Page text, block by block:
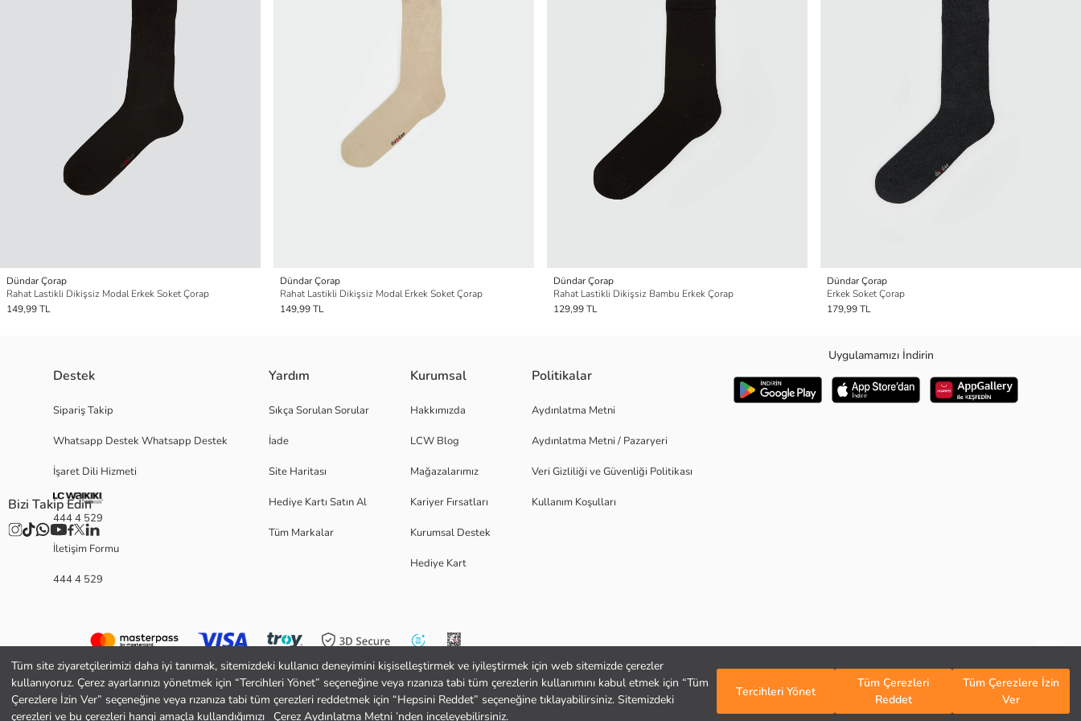
Tüm site ziyaretçilerimizi daha iyi tanımak, sitemizdeki kullanıcı deneyimini kişiselleştirmek ve iyileştirmek için web sitemizde çerezler
kullanıyoruz. Çerez ayarlarınızı yönetmek için “Tercihleri Yönet” seçeneğine veya rızanıza tabi tüm çerezlerin kullanımını kabul etmek için “Tüm
Çerezlere İzin Ver” seçeneğine veya rızanıza tabi tüm çerezleri reddetmek için “Hepsini Reddet” seçeneğine tıklayabilirsiniz. Sitemizdeki
çerezleri ve bu çerezleri hangi amaçla kullandığımızı
Çerez Aydınlatma Metni ’nden inceleyebilirsiniz.
Tercihleri Yönet
Tüm Çerezleri
Reddet
Tüm Çerezlere İzin
Ver
Dündar Çorap
Rahat Lastikli Dikişsiz Modal Erkek Soket Çorap
149,99 TL
Dündar Çorap
Rahat Lastikli Dikişsiz Modal Erkek Soket Çorap
149,99 TL
Dündar Çorap
Rahat Lastikli Dikişsiz Bambu Erkek Çorap
129,99 TL
Dündar Çorap
Erkek Soket Çorap
179,99 TL
Destek
Sipariş Takip
Whatsapp Destek Whatsapp Destek
İşaret Dili Hizmeti
444 4 529
İletişim Formu
444 4 529
Yardım
Sıkça Sorulan Sorular
İade
Site Haritası
Hediye Kartı Satın Al
Tüm Markalar
Kurumsal
Hakkımızda
LCW Blog
Mağazalarımız
Kariyer Fırsatları
Kurumsal Destek
Hediye Kart
Politikalar
Aydınlatma Metni
Aydınlatma Metni / Pazaryeri
Veri Gizliliği ve Güvenliği Politikası
Kullanım Koşulları
Uygulamamızı İndirin
Bizi Takip Edin
Ülke Değiştir TÃ¼rkiye